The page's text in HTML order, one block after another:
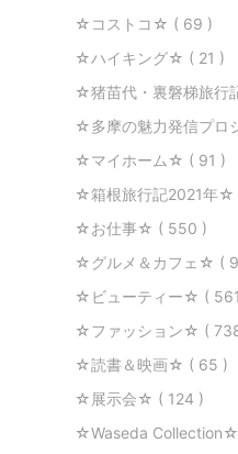
☆コストコ☆ ( 69 )
☆ハイキング☆ ( 21 )
☆猪苗代・裏磐梯旅
☆多摩の魅力発信プロ
☆マイホーム☆ ( 91 )
☆箱根旅行記2021年☆
☆お仕事☆ ( 550 )
☆グルメ＆カフェ☆ (
☆ビューティー☆ (
☆ファッション☆ (
☆読書＆映画☆ ( 65 )
☆展示会☆ ( 124 )
☆Waseda